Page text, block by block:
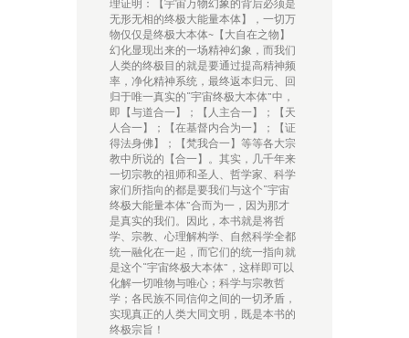
理证明：【宇宙万物幻象的背后必须是
无形无相的终极大能量本体】，一切万
物仅仅是终极大本体~【大自在之物】
幻化显现出来的一场精神幻象，而我们
人类的终极目的就是要通过提高精神频
率，净化精神系统，最终返本归元、回
归于唯一真实的“宇宙终极大本体”中，
即【与道合一】；【人主合一】；【天
人合一】；【在基督内合为一】；【证
得法身佛】；【梵我合一】等等各大宗
教中所说的【合一】。其实，几千年来
一切宗教的祖师和圣人、哲学家、科学
家们所指向的都是要我们与这个“宇宙
终极大能量本体”合而为一，因为那才
是真实的我们。因此，本书就是将哲
学、宗教、心理解构学、自然科学全都
统一融化在一起，而它们的统一指向就
是这个“宇宙终极大本体”，这样即可以
化解一切唯物与唯心；科学与宗教哲
学；各民族不同信仰之间的一切矛盾，
实现真正的人类大同文明，既是本书的
终极宗旨！